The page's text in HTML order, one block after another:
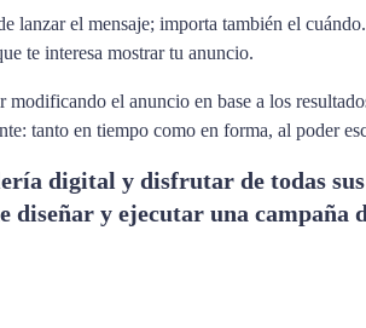
lanzar el mensaje; importa también el
te interesa mostrar tu anuncio.
el anuncio en base a los
tanto en tiempo como en forma, al poder
digital y disfrutar de todas sus
diseñar y ejecutar una campaña